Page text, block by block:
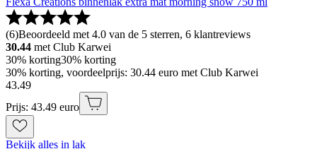
(6)Beoordeeld met 4.0 van de 5 sterren, 6 klantreviews
30.44 met Club Karwei
30% korting30% korting
30% korting, voordeelprijs: 30.44 euro met Club Karwei
43.49
Prijs: 43.49 euro
Bekijk alles in lak